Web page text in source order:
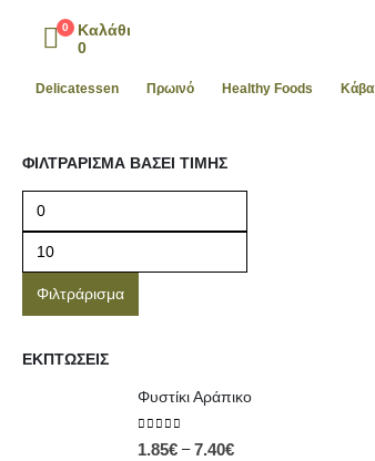
0
Καλάθι
0
Delicatessen Πρωινό Healthy Foods Kάβα
ΦΙΛΤΡΆΡΙΣΜΑ ΒΆΣΕΙ ΤΙΜΉΣ
Φιλτράρισμα
ΕΚΠΤΏΣΕΙΣ
Φυστίκι Αράπικο
0 out of 5
1.85€ – 7.40€